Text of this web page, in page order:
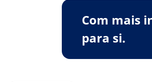
Com mais
para si.